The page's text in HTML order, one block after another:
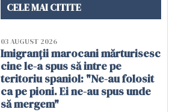
CELE MAI CITITE
03 AUGUST 2026
Imigranții marocani mărturisesc
cine le-a spus să intre pe
teritoriu spaniol: "Ne-au folosit
ca pe pioni. Ei ne-au spus unde
să mergem"